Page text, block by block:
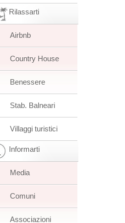
Rilassarti
Airbnb
Country House
Benessere
Stab. Balneari
Villaggi turistici
Informarti
Media
Comuni
Associazioni